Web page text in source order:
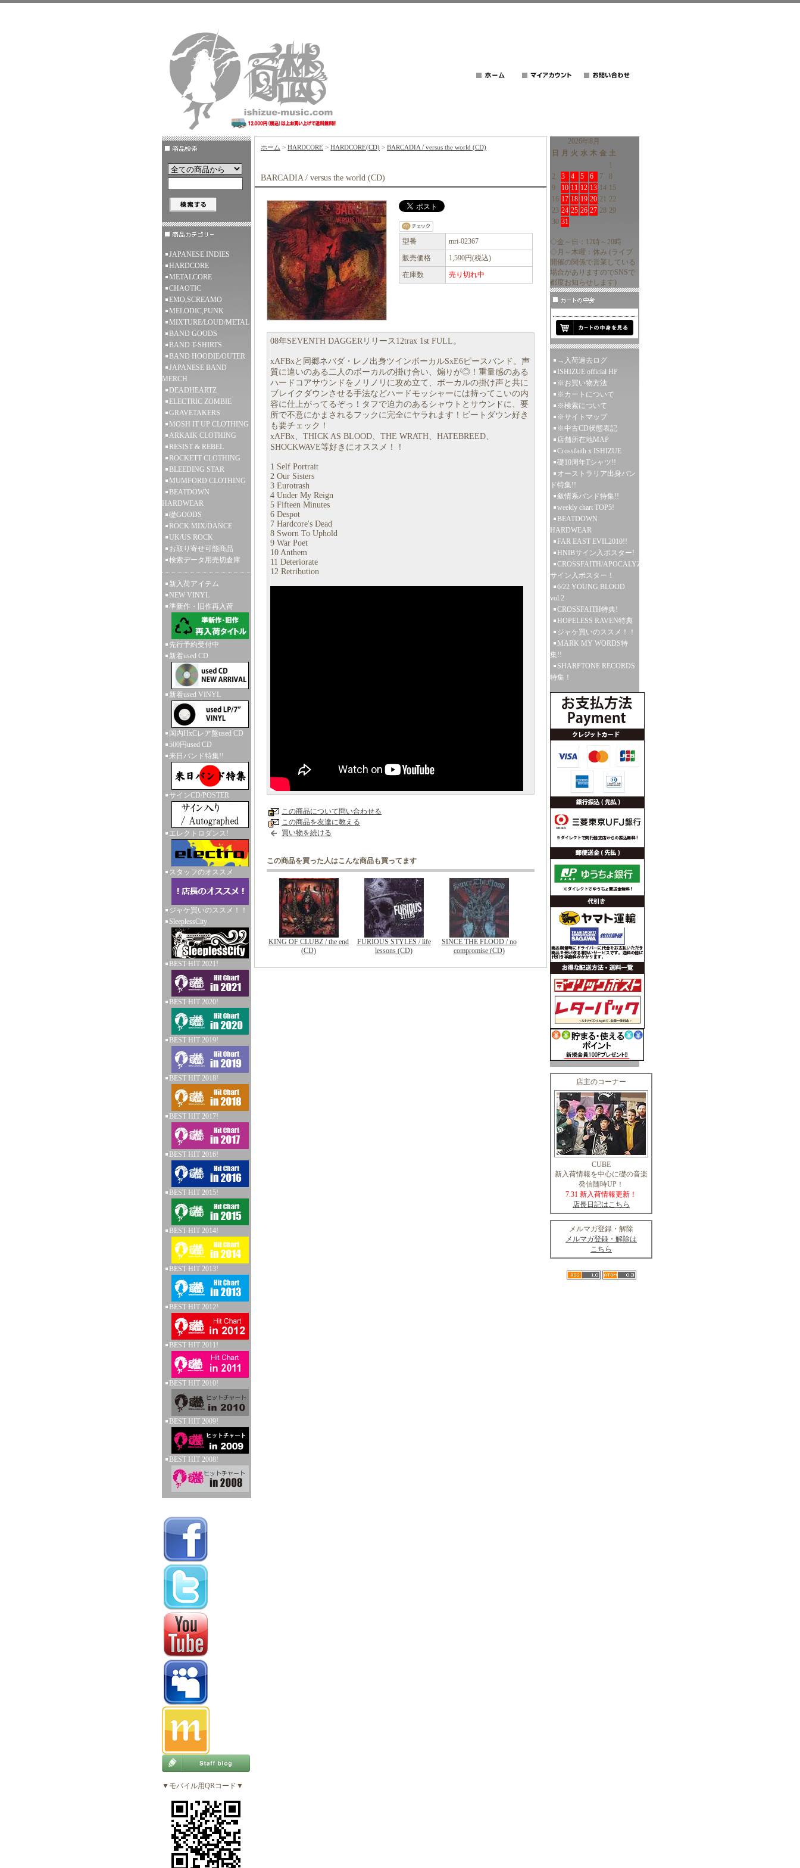
JAPANESE INDIES
HARDCORE
METALCORE
CHAOTIC
EMO,SCREAMO
MELODIC,PUNK
MIXTURE/LOUD/METAL
BAND GOODS
BAND T-SHIRTS
BAND HOODIE/OUTER
JAPANESE BAND
MERCH
DEADHEARTZ
ELECTRIC ZOMBIE
GRAVETAKERS
MOSH IT UP CLOTHING
ARKAIK CLOTHING
RESIST & REBEL
ROCKETT CLOTHING
BLEEDING STAR
MUMFORD CLOTHING
BEATDOWN
HARDWEAR
礎GOODS
ROCK MIX/DANCE
UK/US ROCK
お取り寄せ可能商品
検索データ用売切倉庫
新入荷アイテム
NEW VINYL
準新作・旧作再入荷
先行予約受付中
新着used CD
新着used VINYL
国内HxCレア盤used CD
500円used CD
来日バンド特集!!
サインCD/POSTER
エレクトロダンス!
スタッフのオススメ
ジャケ買いのススメ！！
SleeplessCity
BEST HIT 2021!
BEST HIT 2020!
BEST HIT 2019!
BEST HIT 2018!
BEST HIT 2017!
BEST HIT 2016!
BEST HIT 2015!
BEST HIT 2014!
BEST HIT 2013!
BEST HIT 2012!
BEST HIT 2011!
BEST HIT 2010!
BEST HIT 2009!
BEST HIT 2008!
▼モバイル用QRコード▼
ホーム > HARDCORE > HARDCORE(CD) > BARCADIA / versus the world (CD)
BARCADIA / versus the world (CD)
型番
mri-02367
販売価格
1,590円(税込)
在庫数
売り切れ中
08年SEVENTH DAGGERリリース12trax 1st FULL。
xAFBxと同郷ネバダ・レノ出身ツインボーカルSxE6ピースバンド。声
質に違いのある二人のボーカルの掛け合い、煽りが◎！重量感のある
ハードコアサウンドをノリノリに攻め立て、ボーカルの掛け声と共に
ブレイクダウンさせる手法などハードモッシャーには持ってこいの内
容に仕上がってるぞっ！タフで迫力のあるシャウトとサウンドに、要
所で不意にかまされるフックに完全にヤラれます！ビートダウン好き
も要チェック！
xAFBx、THICK AS BLOOD、THE WRATH、HATEBREED、
SHOCKWAVE等好きにオススメ！！
1 Self Portrait
2 Our Sisters
3 Eurotrash
4 Under My Reign
5 Fifteen Minutes
6 Despot
7 Hardcore's Dead
8 Sworn To Uphold
9 War Poet
10 Anthem
11 Deteriorate
12 Retribution
この商品について問い合わせる
この商品を友達に教える
買い物を続ける
この商品を買った人はこんな商品も買ってます
KING OF CLUBZ / the end
(CD)
FURIOUS STYLES / life
lessons (CD)
SINCE THE FLOOD / no
compromise (CD)
2026年8月
日
月 火 水 木 金 土
1
2
3 4 5 6 7
8
9
10 11 12 13 14 15
16 17 18 19 20 21 22
23 24 25 26 27 28 29
30 31
◇金～日：12時～20時
◇月～木曜：休み (ライブ
開催の関係で営業している
場合がありますのでSNSで
都度お知らせします)
→入荷過去ログ
ISHIZUE official HP
※お買い物方法
※カートについて
※検索について
※サイトマップ
※中古CD状態表記
店舗所在地MAP
Crossfaith x ISHIZUE
礎10周年Tシャツ!!
オーストラリア出身バン
ド特集!!
叙情系バンド特集!!
weekly chart TOP5!
BEATDOWN
HARDWEAR
FAR EAST EVIL2010!!
HNIBサイン入ポスター!
CROSSFAITH/APOCALYZE
サイン入ポスター！
6/22 YOUNG BLOOD
vol.2
CROSSFAITH特典!
HOPELESS RAVEN特典
ジャケ買いのススメ！！
MARK MY WORDS特
集!!
SHARPTONE RECORDS
特集！
店主のコーナー
CUBE
新入荷情報を中心に礎の音楽
発信随時UP！
7.31 新入荷情報更新！
店長日記はこちら
メルマガ登録・解除
メルマガ登録・解除は
こちら